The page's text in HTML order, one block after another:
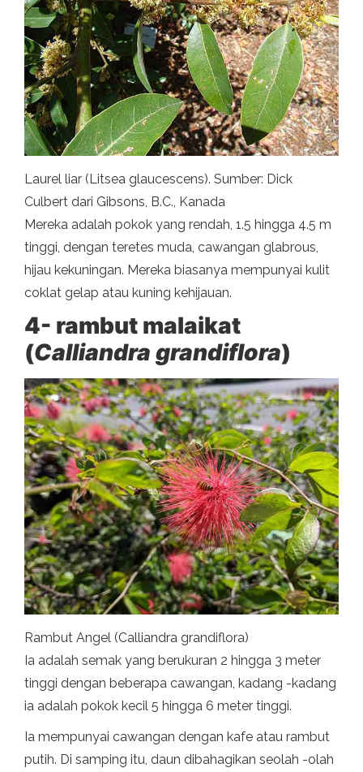
Laurel liar (Litsea glaucescens). Sumber: Dick
Culbert dari Gibsons, B.C., Kanada
Mereka adalah pokok yang rendah, 1.5 hingga 4.5 m
tinggi, dengan teretes muda, cawangan glabrous,
hijau kekuningan. Mereka biasanya mempunyai kulit
coklat gelap atau kuning kehijauan.
4- rambut malaikat
(Calliandra grandiflora)
Rambut Angel (Calliandra grandiflora)
Ia adalah semak yang berukuran 2 hingga 3 meter
tinggi dengan beberapa cawangan, kadang -kadang
ia adalah pokok kecil 5 hingga 6 meter tinggi.
Ia mempunyai cawangan dengan kafe atau rambut
putih. Di samping itu, daun dibahagikan seolah -olah